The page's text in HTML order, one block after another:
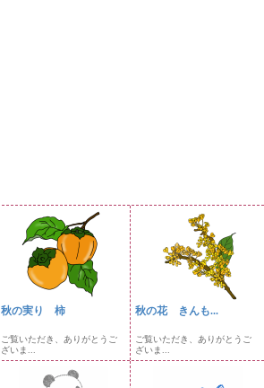
秋の実り 柿
ご覧いただき、ありがとうご
ざいま...
秋の花 きんも...
ご覧いただき、ありがとうご
ざいま...